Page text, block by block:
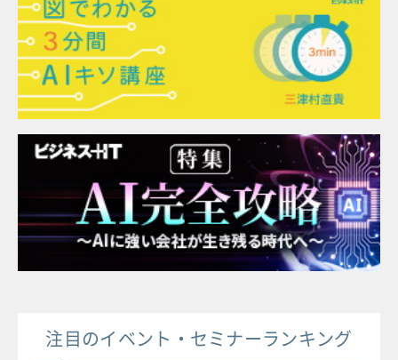
注目のイベント・セミナーランキング